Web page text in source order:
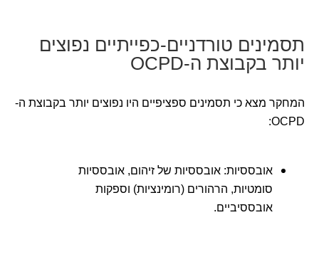
תסמינים טורדניים-כפייתיים נפוצים
יותר בקבוצת ה-OCPD
המחקר מצא כי תסמינים ספציפיים היו נפוצים יותר בקבוצת ה-
OCPD:
אובססיות: אובססיות של זיהום, אובססיות
סומטיות, הרהורים (רומינציות) וספקות
אובססיביים.